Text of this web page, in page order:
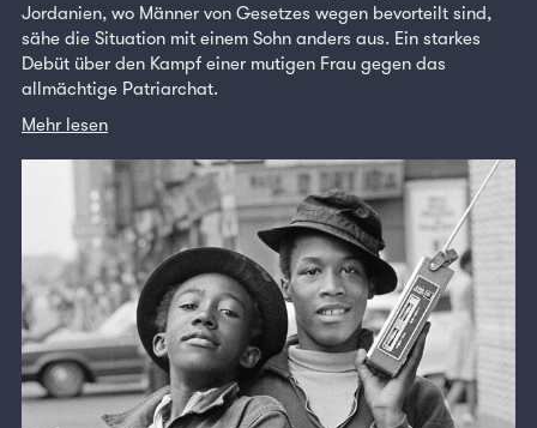
Jordanien, wo Männer von Gesetzes wegen bevorteilt sind,
sähe die Situation mit einem Sohn anders aus. Ein starkes
Debüt über den Kampf einer mutigen Frau gegen das
allmächtige Patriarchat.
Mehr lesen